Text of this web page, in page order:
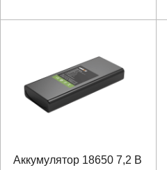
Аккумулятор 18650 7,2 В